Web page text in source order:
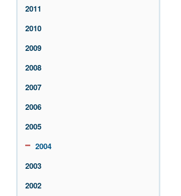
2011
2010
2009
2008
2007
2006
2005
2004
2003
2002